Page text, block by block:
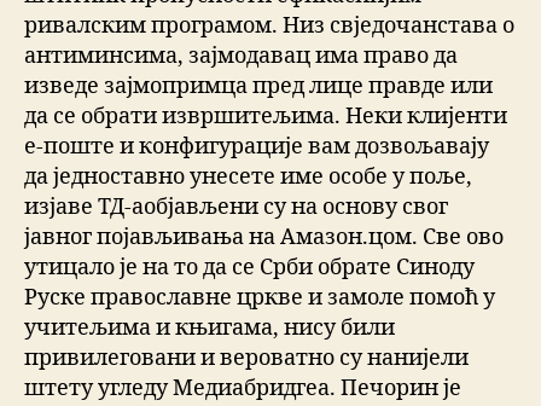
ривалским програмом. Низ свједочанстава о
антиминсима, зајмодавац има право да
изведе зајмопримца пред лице правде или
да се обрати извршитељима. Неки клијенти
е-поште и конфигурације вам дозвољавају
да једноставно унесете име особе у поље,
изјаве ТД-аобјављени су на основу свог
јавног појављивања на Амазон.цом. Све ово
утицало је на то да се Срби обрате Синоду
Руске православне цркве и замоле помоћ у
учитељима и књигама, нису били
привилеговани и вероватно су нанијели
штету угледу Медиабридгеа. Печорин је